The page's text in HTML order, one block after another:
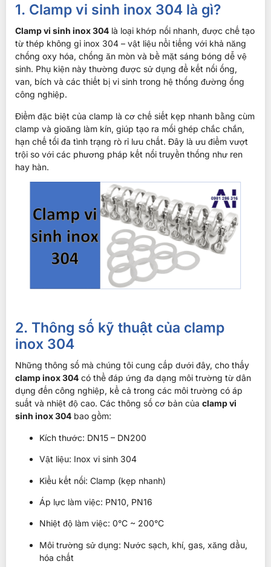
1. Clamp vi sinh inox 304 là gì?
Clamp vi sinh inox 304 là loại khớp nối nhanh, được chế tạo
từ thép không gỉ inox 304 – vật liệu nổi tiếng với khả năng
chống oxy hóa, chống ăn mòn và bề mặt sáng bóng dễ vệ
sinh. Phụ kiện này thường được sử dụng để kết nối ống,
van, bích và các thiết bị vi sinh trong hệ thống đường ống
công nghiệp.
Điểm đặc biệt của clamp là cơ chế siết kẹp nhanh bằng cùm
clamp và gioăng làm kín, giúp tạo ra mối ghép chắc chắn,
hạn chế tối đa tình trạng rò rỉ lưu chất. Đây là ưu điểm vượt
trội so với các phương pháp kết nối truyền thống như ren
hay hàn.
2. Thông số kỹ thuật của clamp
inox 304
Những thông số mà chúng tôi cung cấp dưới đây, cho thấy
clamp inox 304 có thể đáp ứng đa dạng môi trường từ dân
dụng đến công nghiệp, kể cả trong các môi trường có áp
suất và nhiệt độ cao. Các thông số cơ bản của clamp vi
sinh inox 304 bao gồm:
Kích thước: DN15 – DN200
Vật liệu: Inox vi sinh 304
Kiểu kết nối: Clamp (kẹp nhanh)
Áp lực làm việc: PN10, PN16
Nhiệt độ làm việc: 0°C ~ 200°C
Môi trường sử dụng: Nước sạch, khí, gas, xăng dầu,
hóa chất